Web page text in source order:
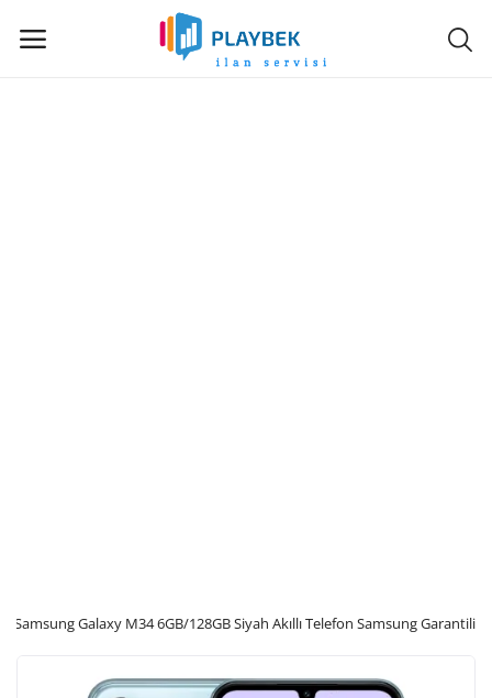
Samsung Galaxy M34 6GB/128GB Siyah Akıllı Telefon Samsung Garantili